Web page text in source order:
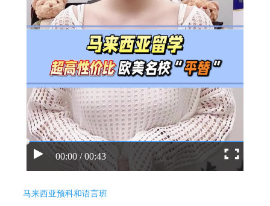
00:00 / 00:43
马来西亚预科和语言班